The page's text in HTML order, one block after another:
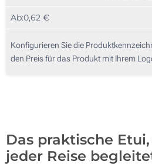
Digitaler Transferdruck in Vollfarbe
50
125
250
Ab:0,62 €
Konfigurieren Sie die
den Preis für das Produkt mit Ihrem
Das praktische
jeder Reise